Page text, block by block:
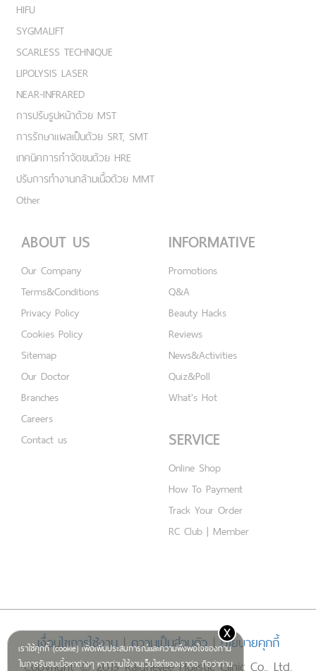
เราใช้คุกกี้ (cookie) เพื่อเพิ่มประสบการณ์และความพึงพอใจของท่าน
ในการรับชมเนื้อหาต่างๆ หากท่านใช้งานเว็บไซต์ของเราต่อ ถือว่าท่าน
x
HIFU
SYGMALIFT
SCARLESS TECHNIQUE
LIPOLYSIS LASER
NEAR-INFRARED
การปรับรูปหน้าด้วย MST
การรักษาแผลเป็นด้วย SRT, SMT
เทคนิคการกำจัดขนด้วย HRE
ปรับการทำงานกล้ามเนื้อด้วย MMT
Other
ABOUT US
Our Company
Terms&Conditions
Privacy Policy
Cookies Policy
Sitemap
Our Doctor
Branches
Careers
Contact us
INFORMATIVE
Promotions
Q&A
Beauty Hacks
Reviews
News&Activities
Quiz&Poll
What's Hot
SERVICE
Online Shop
How To Payment
Track Your Order
RC Club | Member
เงื่อนไขการใช้งาน|ความเป็นส่วนตัว|นโยบายคุกกี้